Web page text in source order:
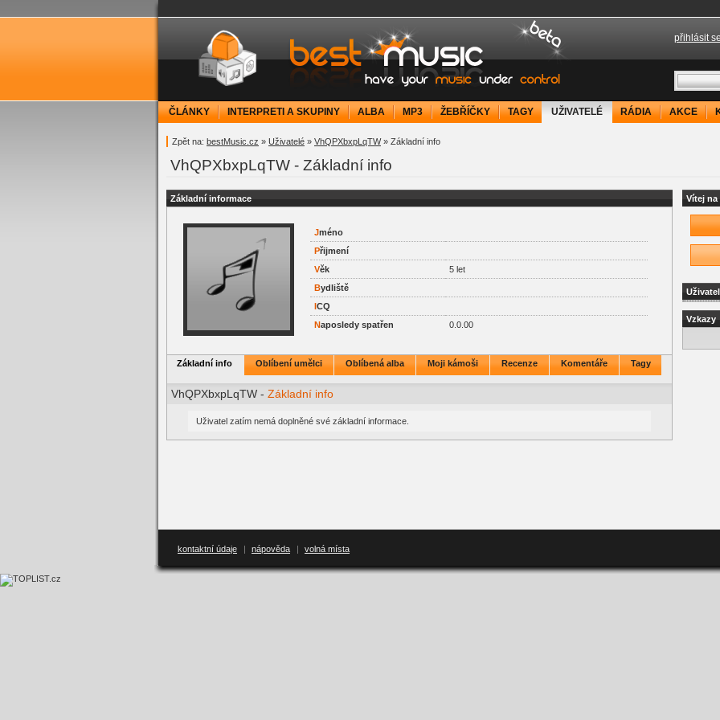
bestMusic.cz - Have your music under control
přihlásit se
ČLÁNKY INTERPRETI A SKUPINY ALBA MP3 ŽEBŘÍČKY TAGY UŽIVATELÉ RÁDIA AKCE
Zpět na: bestMusic.cz » Uživatelé » VhQPXbxpLqTW» Základní info
VhQPXbxpLqTW - Základní info
Základní informace
Jméno
Přijmení
Věk
5 let
Bydliště
ICQ
Naposledy spatřen 0.0.00
Základní info Oblíbení umělci Oblíbená alba Moji kámoši Recenze Komentáře Tagy
VhQPXbxpLqTW - Základní info
Uživatel zatím nemá doplněné své základní informace.
Vítej
Vzkazy
kontaktní údaje | nápověda | volná místa